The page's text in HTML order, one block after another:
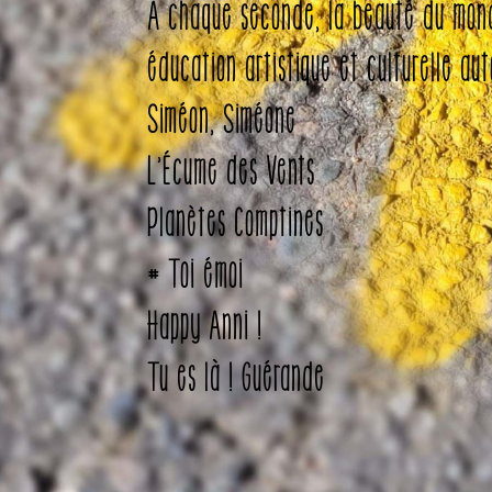
A chaque seconde, la beauté du
éducation artistique et culturelle
Siméon, Siméone
L’Écume des Vents
Planètes Comptines
# Toi émoi
Happy Anni !
Tu es là ! Guérande